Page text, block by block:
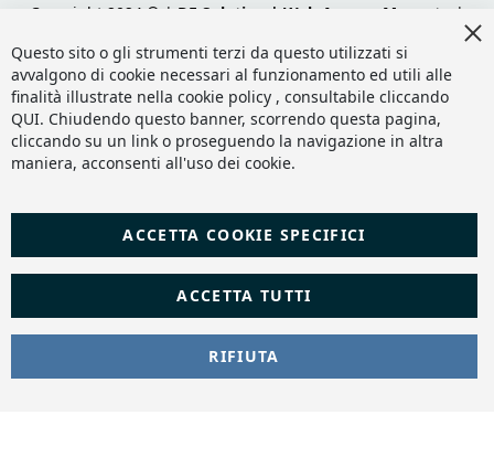
Copyright 2024 © | DF Solution | Web Agency Magento
|
Questo sito o gli strumenti terzi da questo utilizzati si
avvalgono di cookie necessari al funzionamento ed utili alle
finalità illustrate nella cookie policy , consultabile cliccando
QUI. Chiudendo questo banner, scorrendo questa pagina,
cliccando su un link o proseguendo la navigazione in altra
maniera, acconsenti all'uso dei cookie.
ACCETTA TUTTI
ACCETTA COOKIE SPECIFICI
RIFIUTA